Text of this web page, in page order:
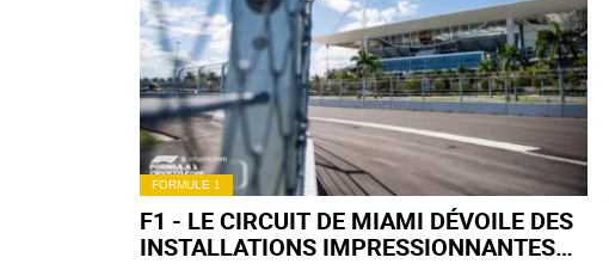
FORMULE 1
F1 - LE CIRCUIT DE MIAMI DÉVOILE DES
INSTALLATIONS IMPRESSIONNANTES